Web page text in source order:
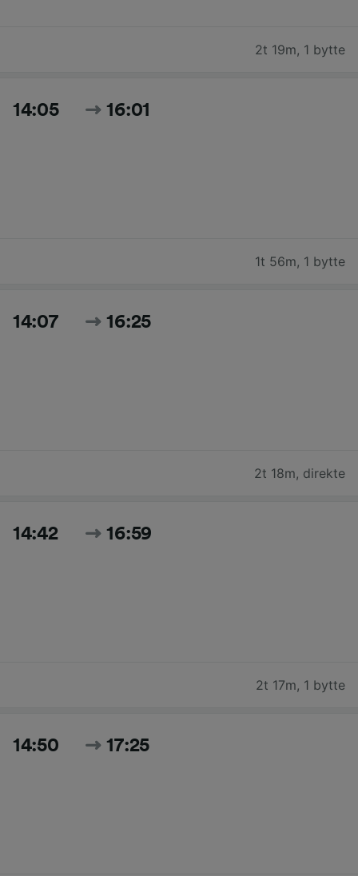
2t 19m, 1 bytte
14:05 16:01
1t 56m, 1 bytte
14:07 16:25
2t 18m, direkte
14:42 16:59
2t 17m, 1 bytte
14:50 17:25